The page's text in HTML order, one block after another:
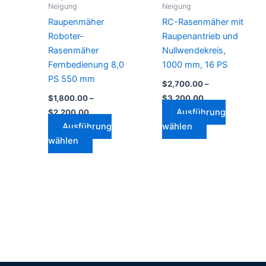
Neigung
Raupenmäher
Roboter-
Rasenmäher
Fernbedienung 8,0
PS 550 mm
$1,800.00 –
$2,200.00
Ausführung
wählen
Produktseite
werden
Neigung
RC-Rasenmäher mit
Raupenantrieb und
Nullwendekreis,
1000 mm, 16 PS
$2,700.00 –
$3,200.00
Ausführung
wählen
Produktseite
gewählt
werden